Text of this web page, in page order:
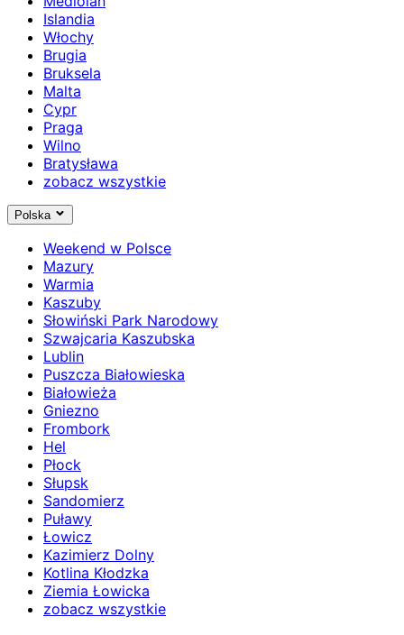
Islandia
Włochy
Brugia
Bruksela
Malta
Cypr
Praga
Wilno
Bratysława
zobacz wszystkie
Polska
Weekend w Polsce
Mazury
Warmia
Kaszuby
Słowiński Park Narodowy
Szwajcaria Kaszubska
Lublin
Puszcza Białowieska
Białowieża
Gniezno
Frombork
Hel
Płock
Słupsk
Sandomierz
Puławy
Łowicz
Kazimierz Dolny
Kotlina Kłodzka
Ziemia Łowicka
zobacz wszystkie